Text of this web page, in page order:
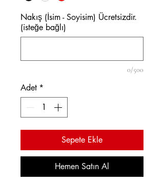
Nakış (İsim - Soyisim) Ücretsizdir.
(isteğe bağlı)
0/500
Adet *
Sepete Ekle
Hemen Satın Al